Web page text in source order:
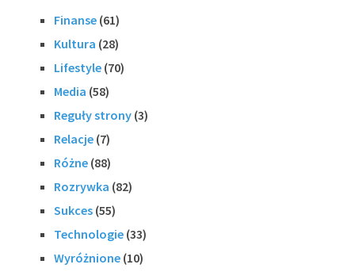
Finanse (61)
Kultura (28)
Lifestyle (70)
Media (58)
Reguły strony (3)
Relacje (7)
Różne (88)
Rozrywka (82)
Sukces (55)
Technologie (33)
Wyróżnione (10)